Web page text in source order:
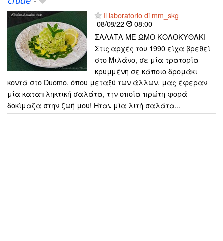
Il laboratorio di mm_skg
08/08/22
08:00
ΣΑΛΑΤΑ ΜΕ ΩΜΟ ΚΟΛΟΚΥΘΑΚΙ
Στις αρχές του 1990 είχα βρεθεί
στο Μιλάνο, σε μία τρατορία
κρυμμένη σε κάποιο δρομάκι
κοντά στο Duomo, όπου μεταξύ των άλλων, μας έφεραν
μία καταπληκτική σαλάτα, την οποία πρώτη φορά
δοκίμαζα στην ζωή μου! Ηταν μία λιτή σαλάτα...